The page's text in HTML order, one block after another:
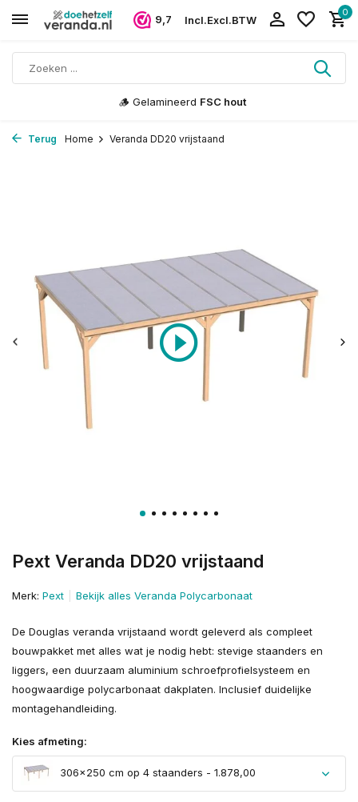
9,7 Incl.Excl.BTW
0
🪵 Gelamineerd FSC hout
Terug Home Veranda DD20 vrijstaand
Pext Veranda DD20 vrijstaand
Merk: Pext Bekijk alles Veranda Polycarbonaat
De Douglas veranda vrijstaand wordt geleverd als compleet
bouwpakket met alles wat je nodig hebt: stevige staanders en
liggers, een duurzaam aluminium schroefprofielsysteem en
hoogwaardige polycarbonaat dakplaten. Inclusief duidelijke
montagehandleiding.
Kies afmeting:
306×250 cm op 4 staanders - 1.878,00